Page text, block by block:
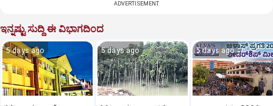
ADVERTISEMENT
ಇನ್ನಷ್ಟು ಸುದ್ದಿ ಈ ವಿಭಾಗದಿಂದ
5 days ago 5 days ago 5 days ago